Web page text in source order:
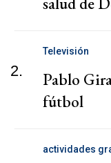
2.
Televisión
Pablo
fútbol
actividades